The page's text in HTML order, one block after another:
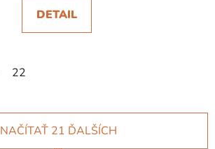
DETAIL
22
NAČÍTAŤ 21 ĎALŠÍCH